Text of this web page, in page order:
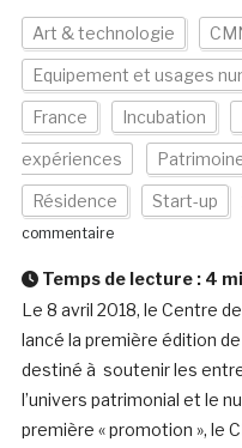
Art & technologie
Equipement et usages
France Incubation
expériences
Résidence Start-up
commentaire
Temps de lecture : 4
Le 8 avril 2018, le Centre
lancé la première édition
destiné à soutenir les
l’univers patrimonial et le
première « promotion », le